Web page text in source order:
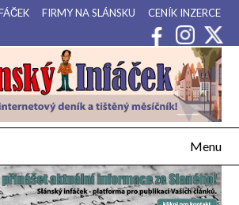
FIRMY NA SLÁNSKU
CENÍK INZERCE
Infáček
a tištěný měsíčník pro Slánsko, Kladensko
a Lounsko.
Menu